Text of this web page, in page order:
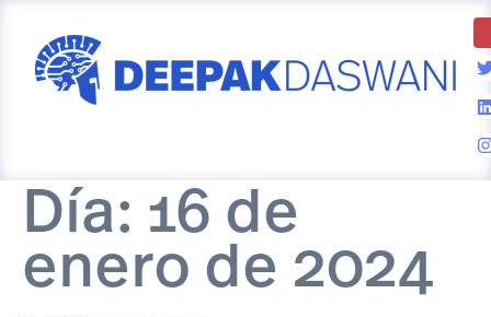
Día: 16 de
enero de 2024